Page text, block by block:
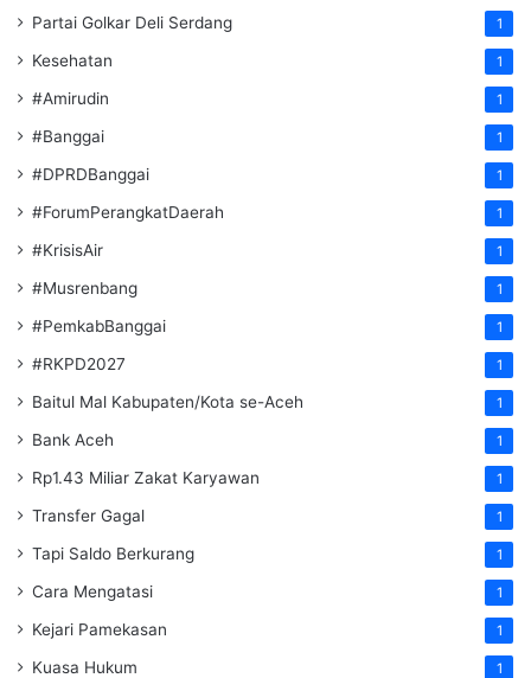
Partai Golkar Deli Serdang 1
Kesehatan 1
#Amirudin 1
#Banggai 1
#DPRDBanggai 1
#ForumPerangkatDaerah 1
#KrisisAir 1
#Musrenbang 1
#PemkabBanggai 1
#RKPD2027 1
Baitul Mal Kabupaten/Kota se-Aceh 1
Bank Aceh 1
Rp1.43 Miliar Zakat Karyawan 1
Transfer Gagal 1
Tapi Saldo Berkurang 1
Cara Mengatasi 1
Kejari Pamekasan 1
Kuasa Hukum 1